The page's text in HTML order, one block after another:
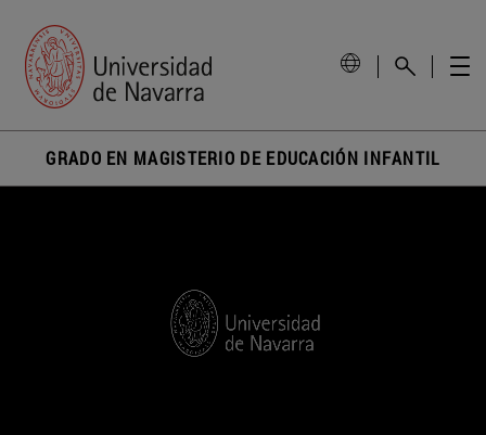
GRADO EN MAGISTERIO DE EDUCACIÓN INFANTIL